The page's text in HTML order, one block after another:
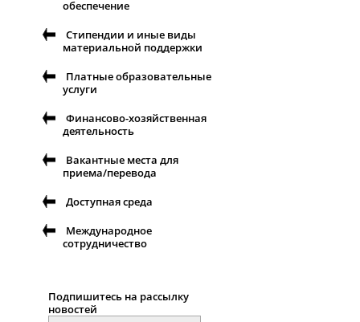
обеспечение
Стипендии и иные виды
материальной поддержки
Платные образовательные
услуги
Финансово-хозяйственная
деятельность
Вакантные места для
приема/перевода
Доступная среда
Международное
сотрудничество
Подпишитесь на рассылку
новостей